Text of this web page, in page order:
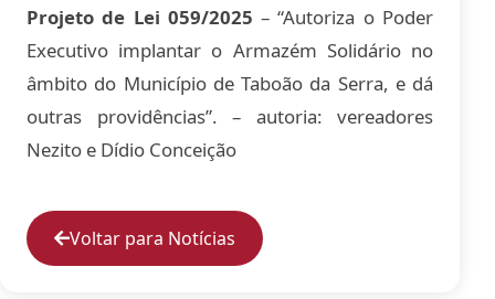
Projeto de Lei 059/2025 – “Autoriza o Poder
Executivo implantar o Armazém Solidário no
âmbito do Município de Taboão da Serra, e dá
outras providências”. – autoria: vereadores
Nezito e Dídio Conceição
Voltar para Notícias